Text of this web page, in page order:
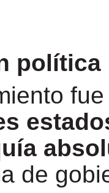
política
de